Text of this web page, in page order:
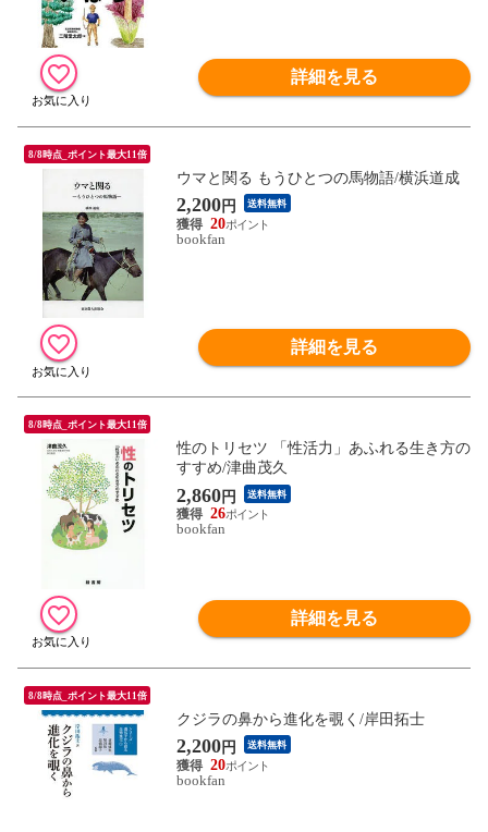
詳細を見る
8/8時点_ポイント最大11倍
ウマと関る もうひとつの馬物語/横浜道成
2,200円 送料無料
20
bookfan
詳細を見る
8/8時点_ポイント最大11倍
性のトリセツ 「性活力」あふれる生き方の
すすめ/津曲茂久
2,860円 送料無料
26
bookfan
詳細を見る
8/8時点_ポイント最大11倍
クジラの鼻から進化を覗く/岸田拓士
2,200円 送料無料
20
bookfan